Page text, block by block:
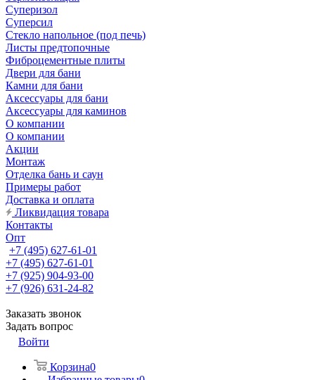
Суперизол
Суперсил
Стекло напольное (под печь)
Листы предтопочные
Фиброцементные плиты
Двери для бани
Камни для бани
Аксессуары для бани
Аксессуары для каминов
О компании
О компании
Акции
Монтаж
Отделка бань и саун
Примеры работ
Доставка и оплата
Ликвидация товара
Контакты
Опт
+7 (495) 627-61-01
+7 (495) 627-61-01
+7 (925) 904-93-00
+7 (926) 631-24-82
Заказать звонок
Задать вопрос
Войти
Корзина0